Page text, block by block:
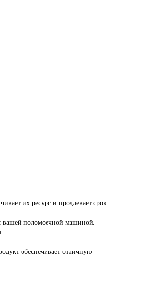
их ресурс и продлевает срок
вашей поломоечной машиной.
обеспечивает отличную